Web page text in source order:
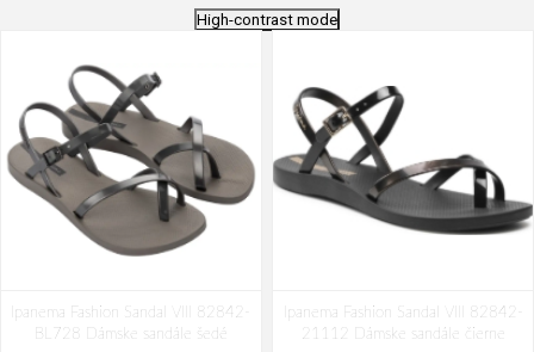
High-contrast mode
Ipanema Fashion Sandal VIII 82842-
BL728 Dámske sandále šedé
Ipanema Fashion Sandal VIII 82842-
21112 Dámske sandále čierne